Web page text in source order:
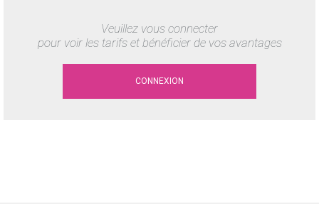
Veuillez vous connecter
pour voir les tarifs et bénéficier de vos avantages
CONNEXION